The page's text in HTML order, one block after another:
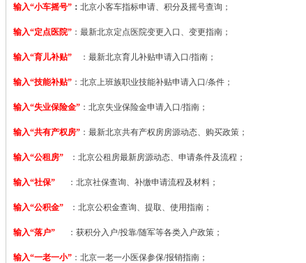
输入“小车摇号” ： 北京小客车指标申请、积分及摇号查询；
输入“定点医院” ： 最新北京定点医院变更入口、变更指南；
输入“育儿补贴” ：最新北京育儿补贴申请入口/指南；
输入“技能补贴” ： 北京上班族职业技能补贴申请入口/条件；
输入“失业保险金” ：北京失业保险金申请入口/指南；
输入“共有产权房” ：最新北京共有产权房房源动态、购买政策；
输入“公租房” ：北京公租房最新房源动态、申请条件及流程；
输入“社保” ：北京社保查询、补缴申请流程及材料；
输入“公积金” ：北京公积金查询、提取、使用指南；
输入“落户” ：获积分入户/投靠/随军等各类入户政策；
输入“一老一小” ：北京一老一小医保参保/报销指南；